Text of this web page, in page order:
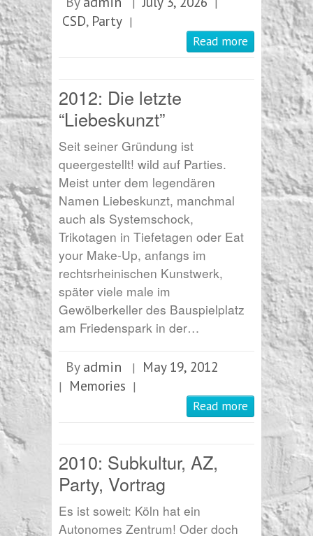
CSD, Party |
Read more
2012: Die letzte
“Liebeskunzt”
Seit seiner Gründung ist
queergestellt! wild auf Parties.
Meist unter dem legendären
Namen Liebeskunzt, manchmal
auch als Systemschock,
Trikotagen in Tiefetagen oder Eat
your Make-Up, anfangs im
rechtsrheinischen Kunstwerk,
später viele male im
Gewölberkeller des Bauspielplatz
am Friedenspark in der…
By admin | May 19, 2012
| Memories |
Read more
2010: Subkultur, AZ,
Party, Vortrag
Es ist soweit: Köln hat ein
Autonomes Zentrum! Oder doch